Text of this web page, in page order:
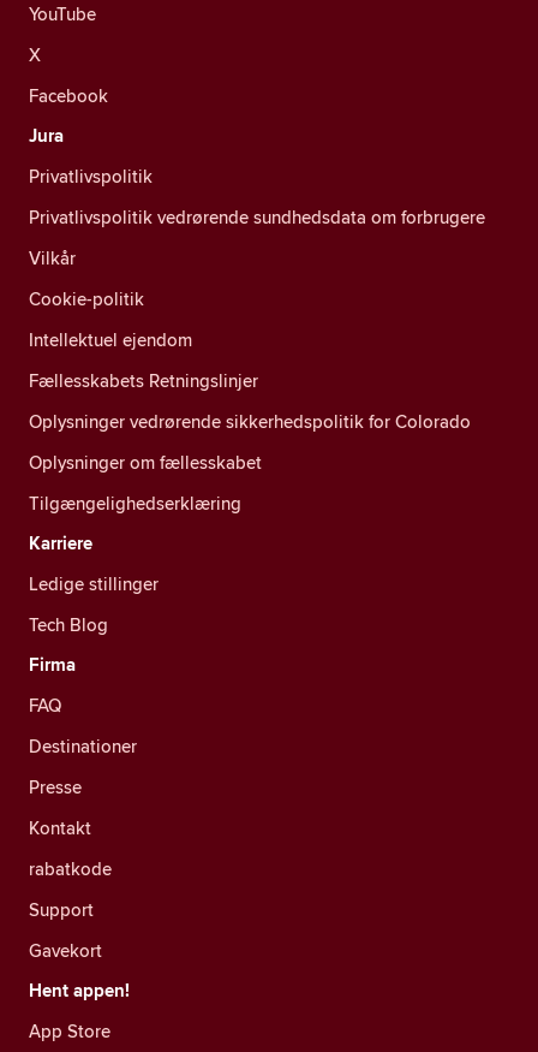
YouTube
X
Facebook
Jura
Privatlivspolitik
Privatlivspolitik vedrørende sundhedsdata om forbrugere
Vilkår
Cookie-politik
Intellektuel ejendom
Fællesskabets Retningslinjer
Oplysninger vedrørende sikkerhedspolitik for Colorado
Oplysninger om fællesskabet
Tilgængelighedserklæring
Karriere
Ledige stillinger
Tech Blog
Firma
FAQ
Destinationer
Presse
Kontakt
rabatkode
Support
Gavekort
Hent appen!
App Store